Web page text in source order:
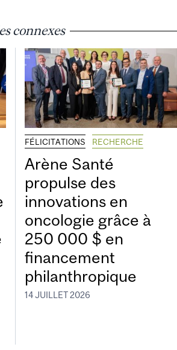
connexes
FÉLICITATIONS RECHERCHE
Arène Santé
propulse des
innovations en
oncologie grâce à
250 000 $ en
financement
philanthropique
14 JUILLET 2026